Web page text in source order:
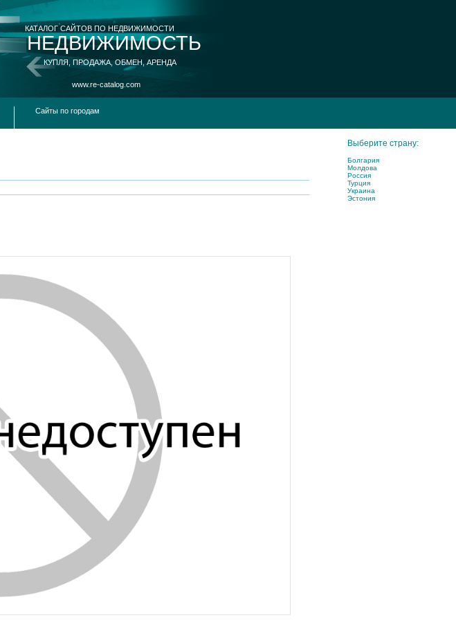
КАТАЛОГ САЙТОВ ПО НЕДВИЖИМОСТИ
НЕДВИЖИМОСТЬ
КУПЛЯ, ПРОДАЖА, ОБМЕН, АРЕНДА
www.re-catalog.com
Сайты по городам
Выберите страну:
Болгария
Молдова
Россия
Турция
Украина
Эстония